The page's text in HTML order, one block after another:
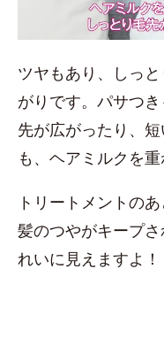
ツヤもあり、しっ
がりです。パサつ
先が広がったり、
も、ヘアミルクを
トリートメントの
髪のつやがキープ
れいに見えますよ！